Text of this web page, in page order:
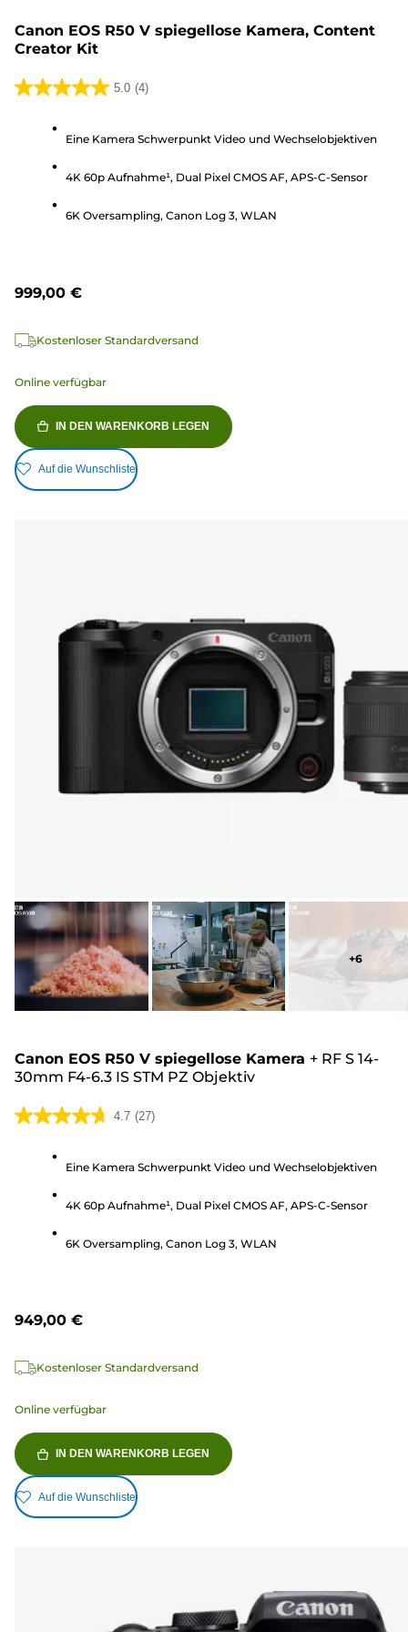
Canon EOS R50 V spiegellose Kamera, Content
Creator Kit
5.0 (4)
5.0
Sternen.
Bewertungen
Eine Kamera Schwerpunkt Video und Wechselobjektiven
4K 60p Aufnahme¹, Dual Pixel CMOS AF, APS-C-Sensor
6K Oversampling, Canon Log 3, WLAN
999,00 €
Kostenloser Standardversand
Online verfügbar
IN DEN WARENKORB LEGEN
Auf die Wunschliste
+6
Canon EOS R50 V spiegellose Kamera + RF S 14-
30mm F4-6.3 IS STM PZ Objektiv
4.7 (27)
4.7
Sternen.
Bewertungen
Eine Kamera Schwerpunkt Video und Wechselobjektiven
4K 60p Aufnahme¹, Dual Pixel CMOS AF, APS-C-Sensor
6K Oversampling, Canon Log 3, WLAN
949,00 €
Kostenloser Standardversand
Online verfügbar
IN DEN WARENKORB LEGEN
Auf die Wunschliste